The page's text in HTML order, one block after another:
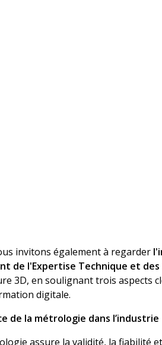
invitons également à regarder
de l'Expertise Technique et
3D, en soulignant trois aspects
digitale.
de la métrologie dans l’industrie
assure la validité, la fiabilité